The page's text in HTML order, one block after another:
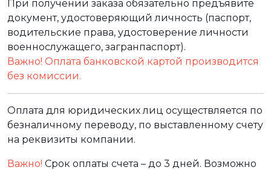
При получении заказа обязательно предъявите
документ, удостоверяющий личность (паспорт,
водительские права, удостоверение личности
военнослужащего, загранпаспорт).
Важно! Оплата банковской картой производится
без комиссии.
Оплата для юридических лиц осуществляется по
безналичному переводу, по выставленному счету
на реквизиты компании.
Важно! Срок оплаты счета – до 3 дней. Возможно